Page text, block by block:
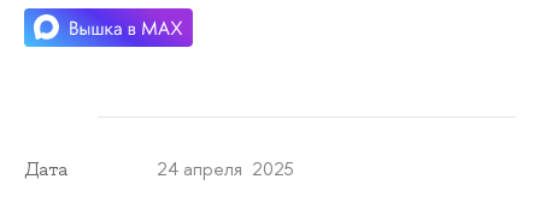
Дата 24 апреля 2025